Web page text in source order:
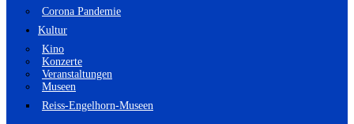
Corona Pandemie
Kultur
Kino
Konzerte
Veranstaltungen
Museen
Reiss-Engelhorn-Museen